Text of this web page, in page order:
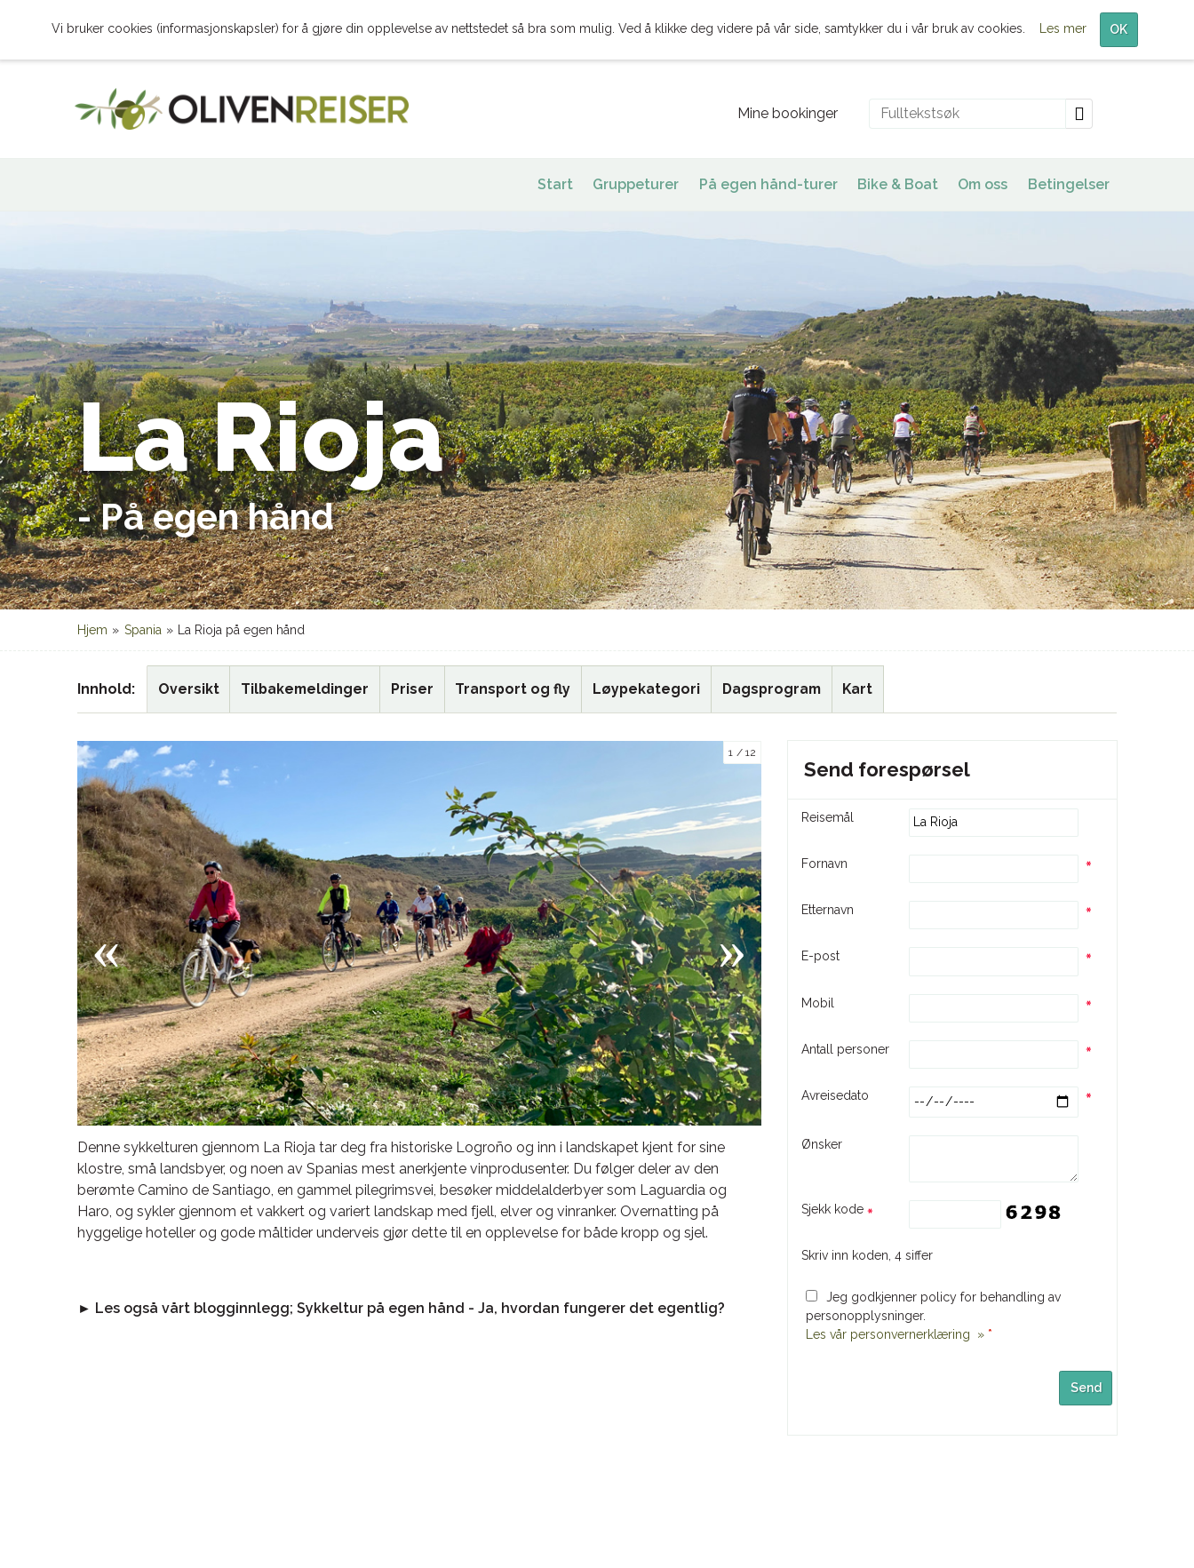
Mine bookinger
Start Gruppeturer På egen hånd-turer Bike & Boat Om oss Betingelser
Hjem » Spania » La Rioja på egen hånd
La Rioja
- På egen hånd
Innhold Oversikt Tilbakemeldinger Priser Transport og fly Løypekategori Dagsprogram Kart
1 12
Denne sykkelturen gjennom La Rioja tar deg fra historiske Logroño og inn i landskapet kjent for sine
klostre, små landsbyer, og noen av Spanias mest anerkjente vinprodusenter. Du følger deler av den
berømte Camino de Santiago, en gammel pilegrimsvei, besøker middelalderbyer som Laguardia og
Haro, og sykler gjennom et vakkert og variert landskap med fjell, elver og vinranker. Overnatting på
hyggelige hoteller og gode måltider underveis gjør dette til en opplevelse for både kropp og sjel.
► Les også vårt blogginnlegg; Sykkeltur på egen hånd - Ja, hvordan fungerer det egentlig?
Send forespørsel
Reisemål
Fornavn
Etternavn
E-post
Mobil
Antall personer
Avreisedato
Ønsker
Sjekk kode
Skriv inn koden, 4 siffer
Jeg godkjenner policy for behandling av
personopplysninger.
Les vår personvernerklæring » *
Vi bruker cookies (informasjonskapsler) for å gjøre din opplevelse av nettstedet så bra som mulig. Ved å klikke deg videre på vår side, samtykker du i vår bruk av cookies. Les mer OK